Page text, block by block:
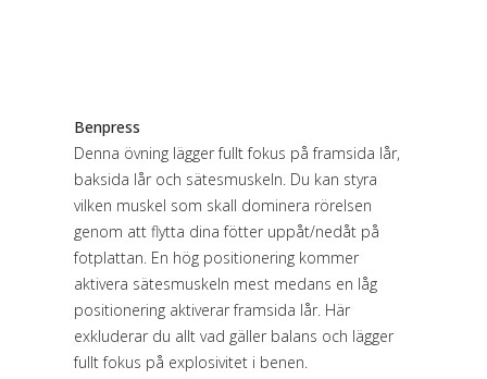
Benpress
Denna övning lägger fullt fokus på framsida lår,
baksida lår och sätesmuskeln. Du kan styra
vilken muskel som skall dominera rörelsen
genom att flytta dina fötter uppåt/nedåt på
fotplattan. En hög positionering kommer
aktivera sätesmuskeln mest medans en låg
positionering aktiverar framsida lår. Här
exkluderar du allt vad gäller balans och lägger
fullt fokus på explosivitet i benen.